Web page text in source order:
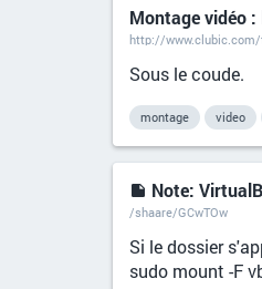
Montage vidéo
http://www.clubic.com/
Sous le coude.
montage video
Note:
/shaare/GCwTOw
Si le dossier
sudo mount -F